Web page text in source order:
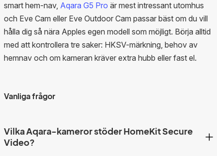
smart hem-nav, Aqara G5 Pro är mest intressant utomhus
och Eve Cam eller Eve Outdoor Cam passar bäst om du vill
hålla dig så nära Apples egen modell som möjligt. Börja alltid
med att kontrollera tre saker: HKSV-märkning, behov av
hemnav och om kameran kräver extra hubb eller fast el.
Vanliga frågor
Vilka Aqara-kameror stöder HomeKit Secure
Video?